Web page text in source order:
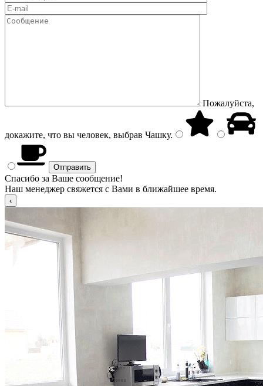
Пожалуйста,
докажите, что вы человек, выбрав Чашку.
Спасибо за Ваше сообщение!
Наш менеджер свяжется с Вами в ближайшее время.